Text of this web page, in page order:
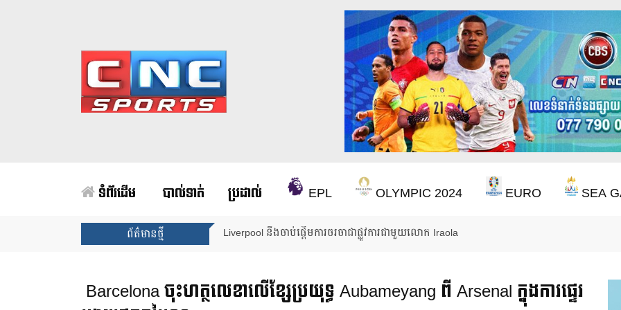
ទំព័រដើម បាល់ទាត់ ប្រដាល់ EPL OLYMPIC 2024 EURO SEA
ព័ត៌មានថ្មី Unai Emery សន្យាថានឹងឈ្នះពានរង្វាន់បន្ថែមទៀត បន្ទាប់ពី Aston Villa ឈ្នះពាន Europa League
Barcelona ចុះហត្ថលេខាលើខ្សែប្រយុទ្ធ Aubameyang ពី Arsenal ក្នុងការផ្ទេរ